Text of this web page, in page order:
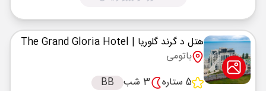
هتل د گرند گلوریا | The Grand Gloria Hotel
باتومی
5 ستاره
3 شب
BB